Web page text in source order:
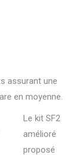
assurant une
en moyenne.
Le kit SF2
amélioré
proposé